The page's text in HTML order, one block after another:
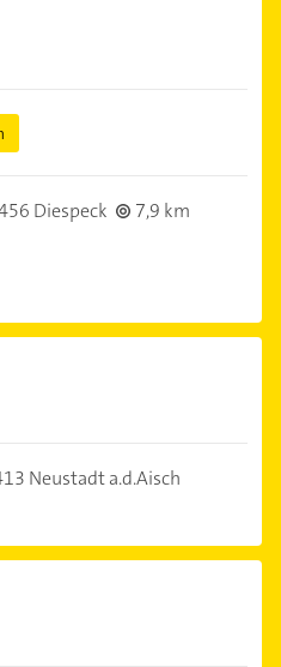
Diespeck
7,9 km
Neustadt a.d.Aisch